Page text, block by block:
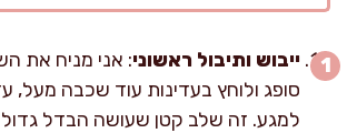
ייבוש ותיבול ראשוני: אני מניח את
סופג ולוחץ בעדינות עוד שכבה מעל,
למגע. זה שלב קטן שעושה הבדל